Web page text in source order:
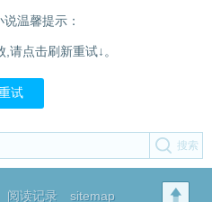
温馨提示：
请点击刷新重试↓。
试
阅读记录 sitemap